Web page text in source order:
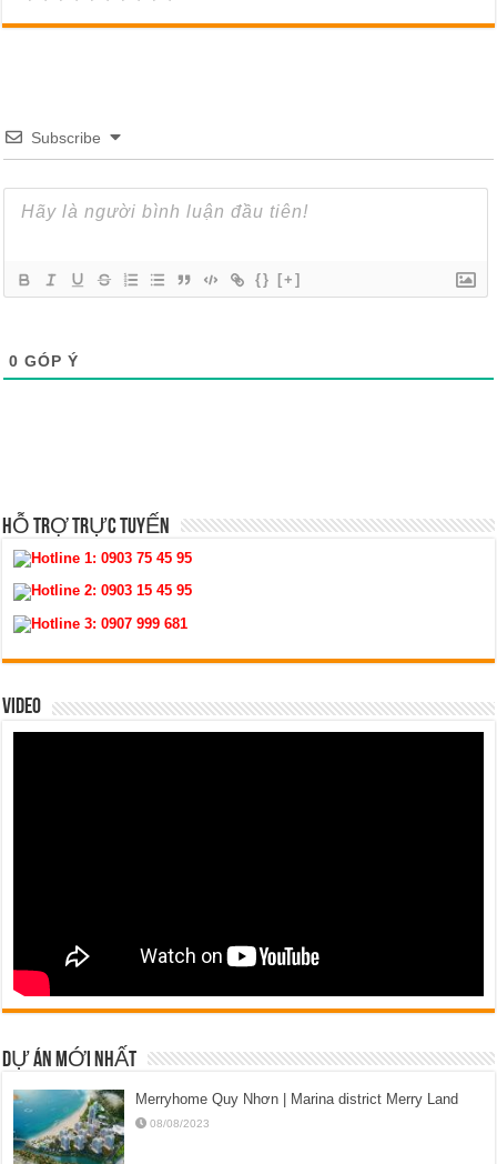
Subscribe
{} [+]
0 GÓP Ý
HỖ TRỢ TRỰC TUYẾN
Hotline 1:0903 75 45 95
Hotline 2:0903 15 45 95
Hotline 3:0907 999 681
VIDEO
DỰ ÁN MỚI NHẤT
Merryhome Quy Nhơn | Marina district Merry Land
08/08/2023